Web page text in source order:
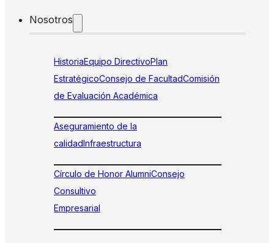
Nosotros
HistoriaEquipo DirectivoPlan
EstratégicoConsejo de FacultadComisión
de Evaluación Académica
Aseguramiento de la
calidadInfraestructura
Círculo de Honor AlumniConsejo
Consultivo
Empresarial